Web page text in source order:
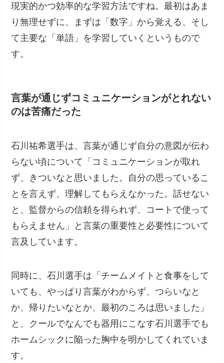
現実的かつ効率的な学習方法ですね。最初はあま
り無理せずに、まずは「数字」から覚える、そし
て主要な「単語」を学習していくというもので
す。
言葉が通じずコミュニケーションがとれない
のは苦痛だった
石川祐希選手は、言葉が通じず自分の意図が伝わ
らない頃について「コミュニケーションが取れ
ず、きついなと思いました。自分の思っているこ
とを言えず、理解してもらえなかった。話せない
と、監督からの信頼を得られず、コートで使って
もらえません」と言葉の重要性と必要性について
言及しています。
同時に、石川選手は「チームメイトと食事をして
いても、やっぱり言葉がわからず、つらいなと
か、帰りたいなとか、最初のころは思いました」
と、クールでなんでも器用にこなす石川選手でも
ホームシックに陥った胸中を明かしてくれていま
す。